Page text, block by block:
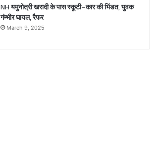
NH यमुनोत्री खरादी के पास स्कूटी–कार की भिंडत, युवक
गंम्भीर घायल, रैफर
March 9, 2025